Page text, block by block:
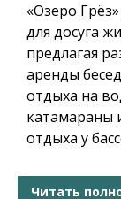
«Озеро
для досуга
предлагая
аренды
отдыха на
катамараны
отдыха у
Читать